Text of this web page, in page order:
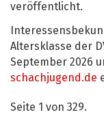
veröffentlicht.
Altersklasse der
September 2026
schachjugend.de
Seite 1 von 329.